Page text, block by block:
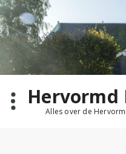
Ga
naar
de
inhoud
Hervormd
Alles over de